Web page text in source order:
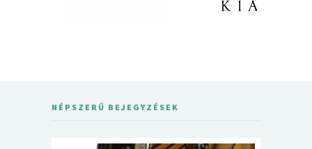
NÉPSZERŰ BEJEGYZÉSEK